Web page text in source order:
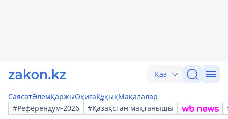
Қаз
СаясатӘлемҚаржыОқиғаҚұқықМақалалар
#Референдум-2026
#Қазақстан мақтанышы